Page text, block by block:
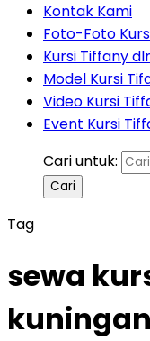
Kontak Kami
Foto-Foto
Kursi Tiffany
Model Kursi
Video Kursi
Event Kursi
Cari untuk:
Tag
sewa